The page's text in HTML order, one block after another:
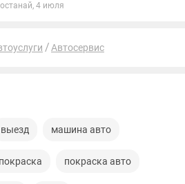
ходовой части авто,
4 июля
Автосервис
выезд машина авто
покраска покраска авто